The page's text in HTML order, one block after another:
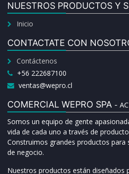
NUESTROS PRODUCTOS Y
Inicio
CONTACTATE CON
Contáctenos
+56 222687100
ventas@wepro.cl
COMERCIAL WEPRO SPA -
Somos un equipo de gente
vida de cada uno a través de
Construimos grandes productos para
de negocio.
Nuestros productos están diseñados